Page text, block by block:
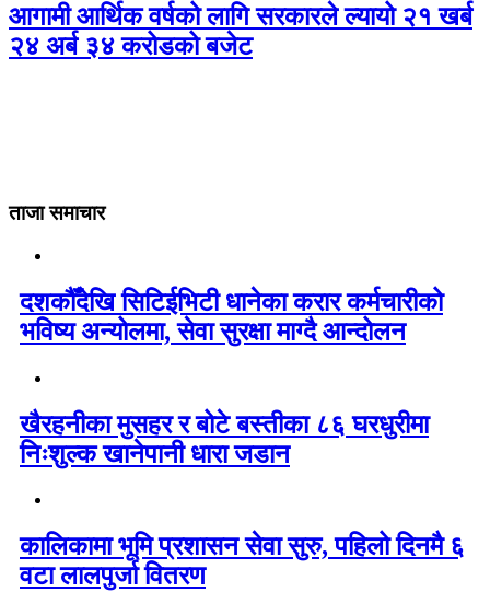
आगामी आर्थिक वर्षको लागि सरकारले ल्यायो २१ खर्ब
२४ अर्ब ३४ करोडको बजेट
ताजा समाचार
दशकौँदेखि सिटिईभिटी धानेका करार कर्मचारीको
भविष्य अन्योलमा, सेवा सुरक्षा माग्दै आन्दोलन
खैरहनीका मुसहर र बोटे बस्तीका ८६ घरधुरीमा
निःशुल्क खानेपानी धारा जडान
कालिकामा भूमि प्रशासन सेवा सुरु, पहिलो दिनमै ६
वटा लालपुर्जा वितरण